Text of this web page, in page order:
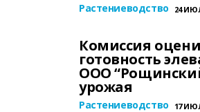
Растениеводство 24
Комиссия
готовность
ООО
урожая
Растениеводство 17